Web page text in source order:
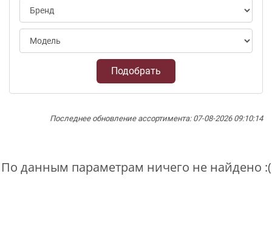
Подобрать
Последнее обновление ассортимента: 07-08-2026 09:10:14
По данным параметрам ничего не найдено :(